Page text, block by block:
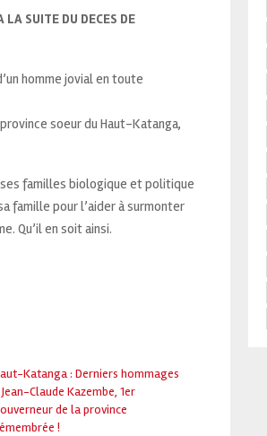
LA SUITE DU DECES DE
homme jovial en toute
province soeur du Haut-Katanga,
familles biologique et politique
famille pour l’aider à surmonter
Qu’il en soit ainsi.
Katanga : Derniers hommages
Claude Kazembe, 1er
de la province
!